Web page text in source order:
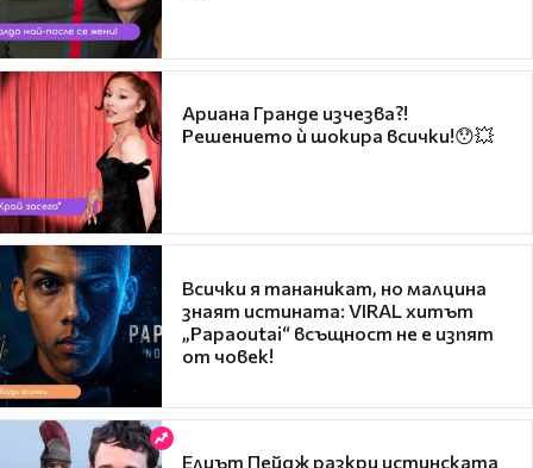
Ариана Гранде изчезва?!
Решението ѝ шокира всички!😯💥
Всички я тананикат, но малцина
знаят истината: VIRAL хитът
„Papaoutai“ всъщност не е изпят
от човек!
Елиът Пейдж разкри истинската